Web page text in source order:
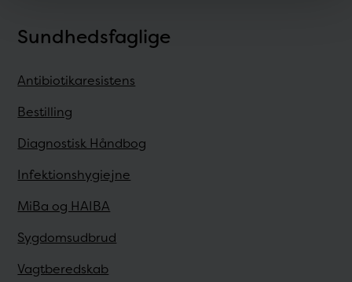
Sundhedsfaglige
Antibiotikaresistens
Bestilling
Diagnostisk Håndbog
Infektionshygiejne
MiBa og HAIBA
Sygdomsudbrud
Vagtberedskab